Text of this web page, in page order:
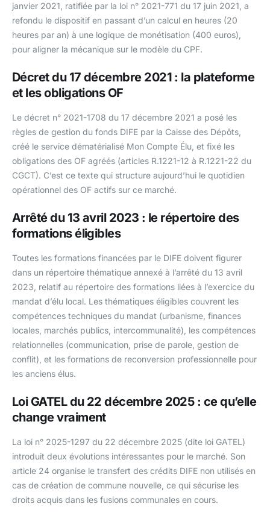
janvier 2021, ratifiée par la loi n° 2021-771 du 17 juin 2021, a
refondu le dispositif en passant d’un calcul en heures (20
heures par an) à une logique de monétisation (400 euros),
pour aligner la mécanique sur le modèle du CPF.
Décret du 17 décembre 2021 : la plateforme
et les obligations OF
Le décret n° 2021-1708 du 17 décembre 2021 a posé les
règles de gestion du fonds DIFE par la Caisse des Dépôts,
créé le service dématérialisé Mon Compte Élu, et fixé les
obligations des OF agréés (articles R.1221-12 à R.1221-22 du
CGCT). C’est ce texte qui structure aujourd’hui le quotidien
opérationnel des OF actifs sur ce marché.
Arrêté du 13 avril 2023 : le répertoire des
formations éligibles
Toutes les formations financées par le DIFE doivent figurer
dans un répertoire thématique annexé à l’arrêté du 13 avril
2023, relatif au répertoire des formations liées à l’exercice du
mandat d’élu local. Les thématiques éligibles couvrent les
compétences techniques du mandat (urbanisme, finances
locales, marchés publics, intercommunalité), les compétences
relationnelles (communication, prise de parole, gestion de
conflit), et les formations de reconversion professionnelle pour
les anciens élus.
Loi GATEL du 22 décembre 2025 : ce qu’elle
change vraiment
La loi n° 2025-1297 du 22 décembre 2025 (dite loi GATEL)
introduit deux évolutions intéressantes pour le marché. Son
article 24 organise le transfert des crédits DIFE non utilisés en
cas de création de commune nouvelle, ce qui sécurise les
droits acquis dans les fusions communales en cours.